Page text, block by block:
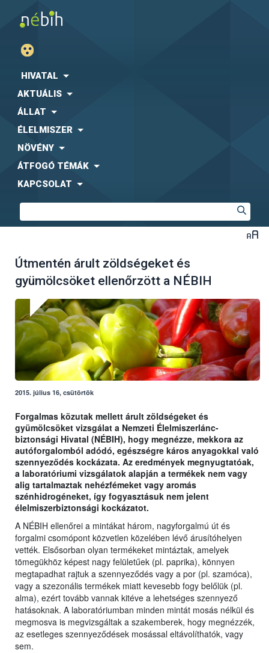
HIVATAL
AKTUÁLIS
ÁLLAT
ÉLELMISZER
NÖVÉNY
ÁTFOGÓ TÉMÁK
KAPCSOLAT
Útmentén árult zöldségeket és
gyümölcsöket ellenőrzött a NÉBIH
2015. július 16, csütörtök
Forgalmas közutak mellett árult zöldségeket és
gyümölcsöket vizsgálat a Nemzeti Élelmiszerlánc-
biztonsági Hivatal (NÉBIH), hogy megnézze, mekkora az
autóforgalomból adódó, egészségre káros anyagokkal való
szennyeződés kockázata. Az eredmények megnyugtatóak,
a laboratóriumi vizsgálatok alapján a termékek nem vagy
alig tartalmaztak nehézfémeket vagy aromás
szénhidrogéneket, így fogyasztásuk nem jelent
élelmiszerbiztonsági kockázatot.
A NÉBIH ellenőrei a mintákat három, nagyforgalmú út és
forgalmi csomópont közvetlen közelében lévő árusítóhelyen
vették. Elsősorban olyan termékeket mintáztak, amelyek
tömegükhöz képest nagy felületűek (pl. paprika), könnyen
megtapadhat rajtuk a szennyeződés vagy a por (pl. szamóca),
vagy a szezonális termékek miatt kevesebb fogy belőlük (pl.
alma), ezért tovább vannak kitéve a lehetséges szennyező
hatásoknak. A laboratóriumban minden mintát mosás nélkül és
megmosva is megvizsgáltak a szakemberek, hogy megnézzék,
az esetleges szennyeződések mosással eltávolíthatók, vagy
sem.